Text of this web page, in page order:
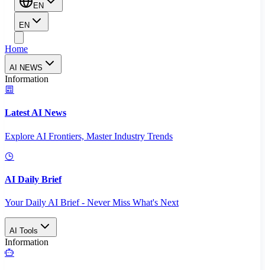
EN
EN
Home
AI NEWS
Information
Latest AI News
Explore AI Frontiers, Master Industry Trends
AI Daily Brief
Your Daily AI Brief - Never Miss What's Next
AI Tools
Information